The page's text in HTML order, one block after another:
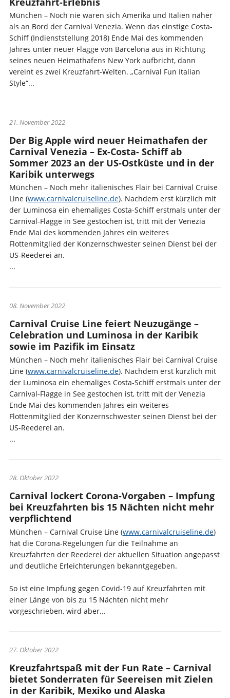
München – Noch nie waren sich Amerika und Italien näher
als an Bord der Carnival Venezia. Wenn das einstige Costa-
Schiff (Indienststellung 2018) Ende Mai des kommenden
Jahres unter neuer Flagge von Barcelona aus in Richtung
seines neuen Heimathafens New York aufbricht, dann
vereint es zwei Kreuzfahrt-Welten. „Carnival Fun Italian
Style“...
21. November 2022
Der Big Apple wird neuer Heimathafen der
Carnival Venezia – Ex-Costa- Schiff ab
Sommer 2023 an der US-Ostküste und in der
Karibik unterwegs
München – Noch mehr italienisches Flair bei Carnival Cruise
Line (www.carnivalcruiseline.de). Nachdem erst kürzlich mit
der Luminosa ein ehemaliges Costa-Schiff erstmals unter der
Carnival-Flagge in See gestochen ist, tritt mit der Venezia
Ende Mai des kommenden Jahres ein weiteres
Flottenmitglied der Konzernschwester seinen Dienst bei der
US-Reederei an.
...
08. November 2022
Carnival Cruise Line feiert Neuzugänge –
Celebration und Luminosa in der Karibik
sowie im Pazifik im Einsatz
München – Noch mehr italienisches Flair bei Carnival Cruise
Line (www.carnivalcruiseline.de). Nachdem erst kürzlich mit
der Luminosa ein ehemaliges Costa-Schiff erstmals unter der
Carnival-Flagge in See gestochen ist, tritt mit der Venezia
Ende Mai des kommenden Jahres ein weiteres
Flottenmitglied der Konzernschwester seinen Dienst bei der
US-Reederei an.
...
28. Oktober 2022
Carnival lockert Corona-Vorgaben – Impfung
bei Kreuzfahrten bis 15 Nächten nicht mehr
verpflichtend
München – Carnival Cruise Line (www.carnivalcruiseline.de)
hat die Corona-Regelungen für die Teilnahme an
Kreuzfahrten der Reederei der aktuellen Situation angepasst
und deutliche Erleichterungen bekanntgegeben.
So ist eine Impfung gegen Covid-19 auf Kreuzfahrten mit
einer Länge von bis zu 15 Nächten nicht mehr
vorgeschrieben, wird aber...
27. Oktober 2022
Kreuzfahrtspaß mit der Fun Rate – Carnival
bietet Sonderraten für Seereisen mit Zielen
in der Karibik, Mexiko und Alaska